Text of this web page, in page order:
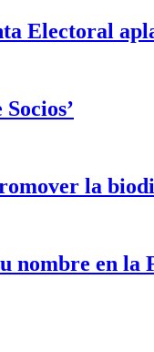
Electoral
la
nombre en la